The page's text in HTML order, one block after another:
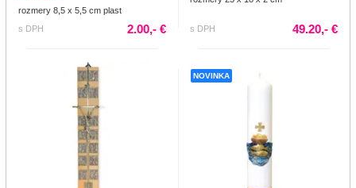
rozmery 8,5 x 5,5 cm plast
s DPH
2.00,- € s DPH 49.20,- €
NOVINKA